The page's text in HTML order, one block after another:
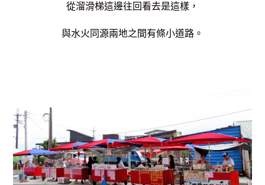
從溜滑梯這邊往回看去是這樣，
與水火同源兩地之間有條小道路。